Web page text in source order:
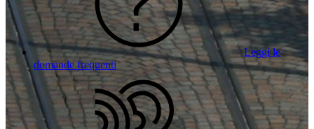
Leggi le
domande frequenti